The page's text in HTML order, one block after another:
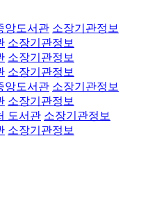
앙도서관 소장기관정보
소장기관정보
소장기관정보
소장기관정보
앙도서관 소장기관정보
소장기관정보
도서관 소장기관정보
소장기관정보